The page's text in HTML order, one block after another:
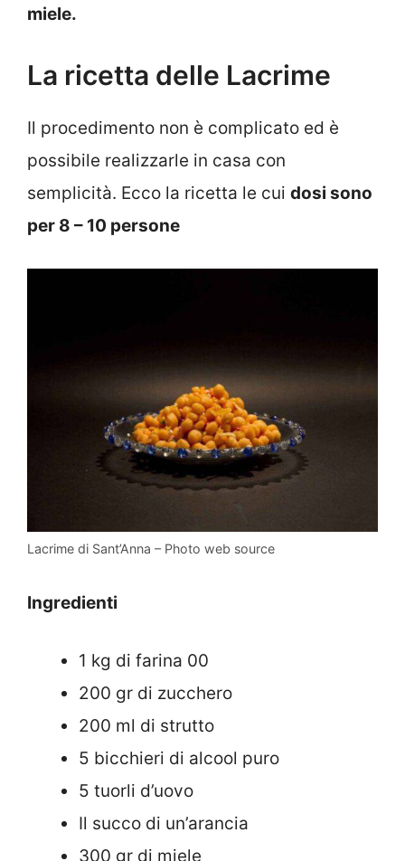
miele.
La ricetta delle Lacrime
Il procedimento non è complicato ed è
possibile realizzarle in casa con
semplicità. Ecco la ricetta le cui dosi sono
per 8 – 10 persone
Lacrime di Sant’Anna – Photo web source
Ingredienti
1 kg di farina 00
200 gr di zucchero
200 ml di strutto
5 bicchieri di alcool puro
5 tuorli d’uovo
Il succo di un’arancia
300 gr di miele